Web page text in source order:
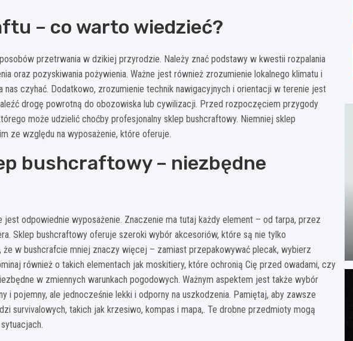
– co warto wiedzieć?
przetrwania w dzikiej przyrodzie. Należy znać podstawy w kwestii rozpalania
oraz pozyskiwania pożywienia. Ważne jest również zrozumienie lokalnego klimatu i
nas czyhać. Dodatkowo, zrozumienie technik nawigacyjnych i orientacji w terenie jest
drogę powrotną do obozowiska lub cywilizacji. Przed rozpoczęciem przygody
może udzielić choćby profesjonalny sklep bushcraftowy. Niemniej sklep
ze względu na wyposażenie, które oferuje.
bushcraftowy – niezbędne
jest odpowiednie wyposażenie. Znaczenie ma tutaj każdy element – od tarpa, przez
Sklep bushcraftowy oferuje szeroki wybór akcesoriów, które są nie tylko
że w bushcrafcie mniej znaczy więcej – zamiast przepakowywać plecak, wybierz
również o takich elementach jak moskitiery, które ochronią Cię przed owadami, czy
w zmiennych warunkach pogodowych. Ważnym aspektem jest także wybór
i pojemny, ale jednocześnie lekki i odporny na uszkodzenia. Pamiętaj, aby zawsze
survivalowych, takich jak krzesiwo, kompas i mapa,. Te drobne przedmioty mogą